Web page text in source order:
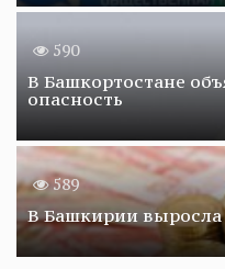
590
В Башкортостане
опасность
589
В Башкирии